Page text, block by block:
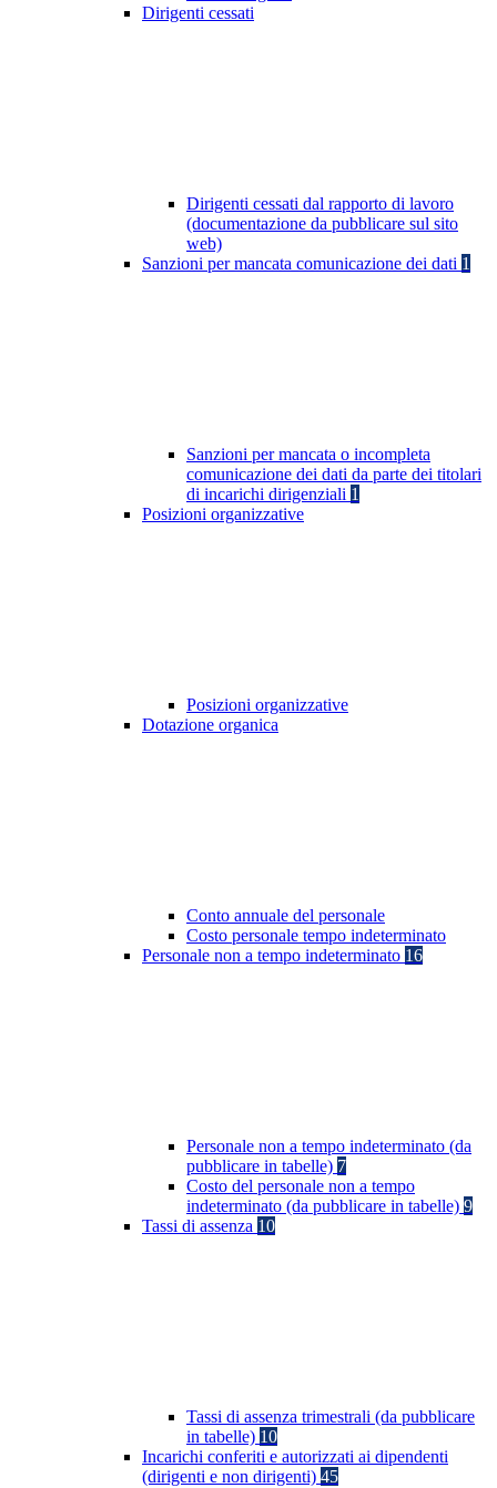
Dirigenti cessati
Dirigenti cessati dal rapporto di lavoro
(documentazione da pubblicare sul sito
web)
Sanzioni per mancata comunicazione dei dati 1
Sanzioni per mancata o incompleta
comunicazione dei dati da parte dei titolari
di incarichi dirigenziali 1
Posizioni organizzative
Posizioni organizzative
Dotazione organica
Conto annuale del personale
Costo personale tempo indeterminato
Personale non a tempo indeterminato 16
Personale non a tempo indeterminato (da
pubblicare in tabelle) 7
Costo del personale non a tempo
indeterminato (da pubblicare in tabelle) 9
Tassi di assenza 10
Tassi di assenza trimestrali (da pubblicare
in tabelle) 10
Incarichi conferiti e autorizzati ai dipendenti
(dirigenti e non dirigenti) 45